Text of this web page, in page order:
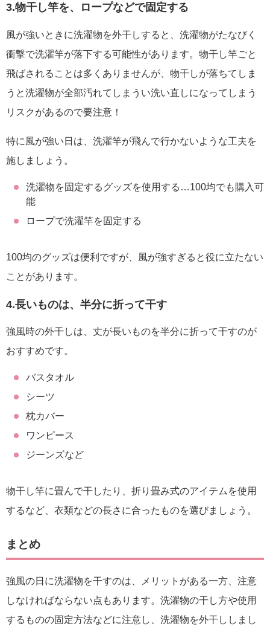
3.物干し竿を、ロープなどで固定する
風が強いときに洗濯物を外干しすると、洗濯物がたなびく
衝撃で洗濯竿が落下する可能性があります。物干し竿ごと
飛ばされることは多くありませんが、物干しが落ちてしま
うと洗濯物が全部汚れてしまうい洗い直しになってしまう
リスクがあるので要注意！
特に風が強い日は、洗濯竿が飛んで行かないような工夫を
施しましょう。
洗濯物を固定するグッズを使用する…100均でも購入可
能
ロープで洗濯竿を固定する
100均のグッズは便利ですが、風が強すぎると役に立たない
ことがあります。
4.長いものは、半分に折って干す
強風時の外干しは、丈が長いものを半分に折って干すのが
おすすめです。
バスタオル
シーツ
枕カバー
ワンピース
ジーンズなど
物干し竿に畳んで干したり、折り畳み式のアイテムを使用
するなど、衣類などの長さに合ったものを選びましょう。
まとめ
強風の日に洗濯物を干すのは、メリットがある一方、注意
しなければならない点もあります。洗濯物の干し方や使用
するものの固定方法などに注意し、洗濯物を外干ししまし